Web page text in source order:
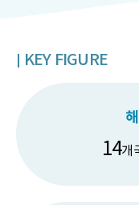
KEY FIGURE
14개